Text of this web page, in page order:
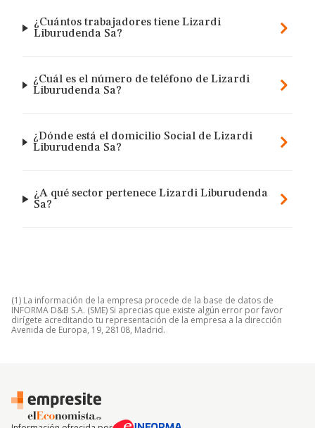
¿Cuántos trabajadores tiene Lizardi
Liburudenda Sa?
¿Cuál es el número de teléfono de Lizardi
Liburudenda Sa?
¿Dónde está el domicilio Social de Lizardi
Liburudenda Sa?
¿A qué sector pertenece Lizardi Liburudenda
Sa?
(1) La información de la empresa procede de la base de datos de
INFORMA D&B S.A. (SME) Si aprecias que existe algún error por favor
dirígete acreditando tu representación de la empresa a la dirección
Avenida de Europa, 19, 28108, Madrid.